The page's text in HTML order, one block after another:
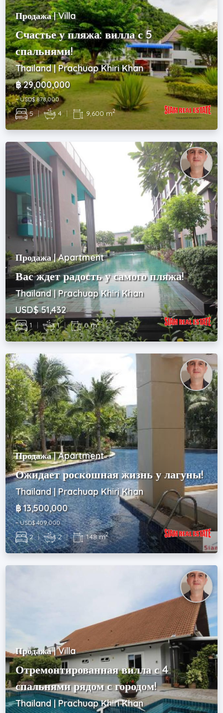
Продажа | Villa
Счастье у пляжа: вилла с 5
спальнями!
Thailand | Prachuap Khiri Khan
฿ 29,000,000
~ USD$ 878,000
5 | 4 | 9,600 m2
Продажа | Apartment
Вас ждет радость у самого пляжа!
Thailand | Prachuap Khiri Khan
USD$ 51,432
1 | 1 | 0 m2
Продажа | Apartment
Ожидает роскошная жизнь у лагуны!
Thailand | Prachuap Khiri Khan
฿ 13,500,000
~ USD$ 409,000
2 | 2 | 148 m2
Продажа | Villa
Отремонтированная вилла с 4
спальнями рядом с городом!
Thailand | Prachuap Khiri Khan